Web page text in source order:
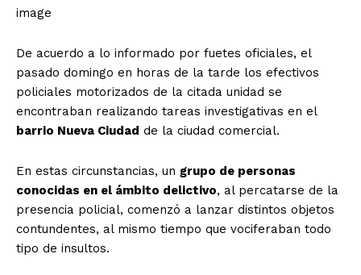
image
De acuerdo a lo informado por fuetes oficiales, el
pasado domingo en horas de la tarde los efectivos
policiales motorizados de la citada unidad se
encontraban realizando tareas investigativas en el
barrio Nueva Ciudad de la ciudad comercial.
En estas circunstancias, un grupo de personas
conocidas en el ámbito delictivo, al percatarse de la
presencia policial, comenzó a lanzar distintos objetos
contundentes, al mismo tiempo que vociferaban todo
tipo de insultos.